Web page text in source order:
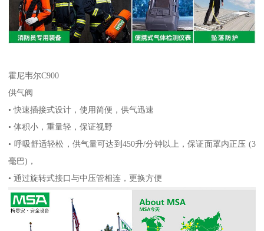
霍尼韦尔C900
供气阀
• 快速插接式设计，使用简便，供气迅速
• 体积小，重量轻，保证视野
• 呼吸舒适轻松，供气量可达到450升/分钟以上，保证面罩内正压 (3
毫巴)，
• 通过旋转式接口与中压管相连，更换方便